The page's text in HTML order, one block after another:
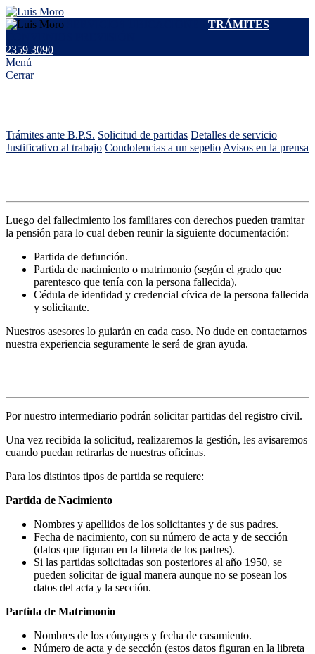
TRÁMITES
2359 3090
Menú
Cerrar
Trámites ante B.P.S. Solicitud de partidas Detalles de servicio
Justificativo al trabajo Condolencias a un sepelio Avisos en la prensa
Luego del fallecimiento los familiares con derechos pueden tramitar
la pensión para lo cual deben reunir la siguiente documentación:
Partida de defunción.
Partida de nacimiento o matrimonio (según el grado que
parentesco que tenía con la persona fallecida).
Cédula de identidad y credencial cívica de la persona fallecida
y solicitante.
Nuestros asesores lo guiarán en cada caso. No dude en contactarnos
nuestra experiencia seguramente le será de gran ayuda.
Por nuestro intermediario podrán solicitar partidas del registro civil.
Una vez recibida la solicitud, realizaremos la gestión, les avisaremos
cuando puedan retirarlas de nuestras oficinas.
Para los distintos tipos de partida se requiere:
Partida de Nacimiento
Nombres y apellidos de los solicitantes y de sus padres.
Fecha de nacimiento, con su número de acta y de sección
(datos que figuran en la libreta de los padres).
Si las partidas solicitadas son posteriores al año 1950, se
pueden solicitar de igual manera aunque no se posean los
datos del acta y la sección.
Partida de Matrimonio
Nombres de los cónyuges y fecha de casamiento.
Número de acta y de sección (estos datos figuran en la libreta